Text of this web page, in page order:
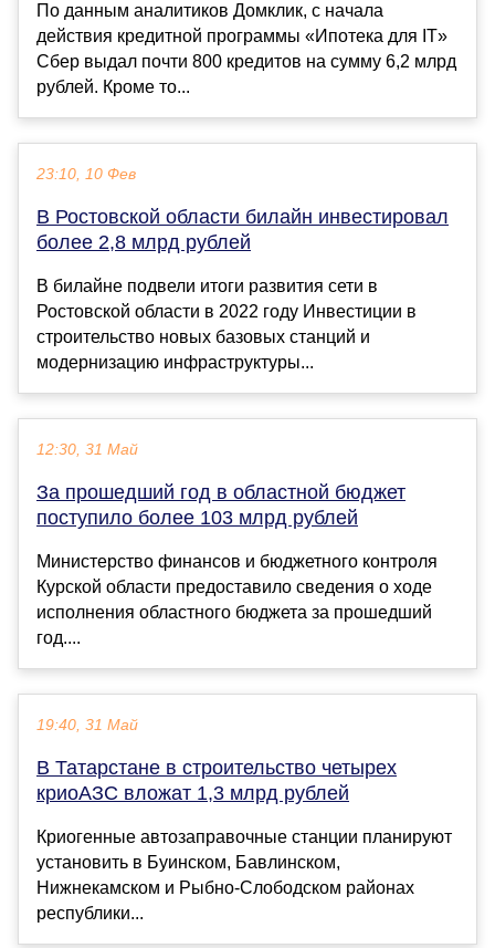
По данным аналитиков Домклик, с начала
действия кредитной программы «Ипотека для IT»
Сбер выдал почти 800 кредитов на сумму 6,2 млрд
рублей. Кроме то...
23:10, 10 Фев
В Ростовской области билайн инвестировал
более 2,8 млрд рублей
В билайне подвели итоги развития сети в
Ростовской области в 2022 году Инвестиции в
строительство новых базовых станций и
модернизацию инфраструктуры...
12:30, 31 Май
За прошедший год в областной бюджет
поступило более 103 млрд рублей
Министерство финансов и бюджетного контроля
Курской области предоставило сведения о ходе
исполнения областного бюджета за прошедший
год....
19:40, 31 Май
В Татарстане в строительство четырех
криоАЗС вложат 1,3 млрд рублей
Криогенные автозаправочные станции планируют
установить в Буинском, Бавлинском,
Нижнекамском и Рыбно-Слободском районах
республики...